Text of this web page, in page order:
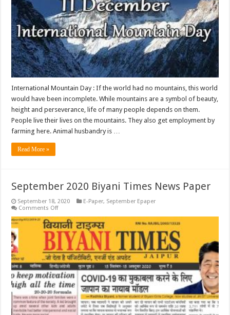
International Mountain Day : If the world had no mountains, this world
would have been incomplete. While mountains are a symbol of beauty,
height and perseverance, life of many people depends on them.
People live their lives on the mountains. They also get employment by
farming here. Animal husbandry is …
Read More »
September 2020 Biyani Times News Paper
September 18, 2020 E-Paper, September Epaper
Comments Offon
2020
Biyani
Times
News
Paper